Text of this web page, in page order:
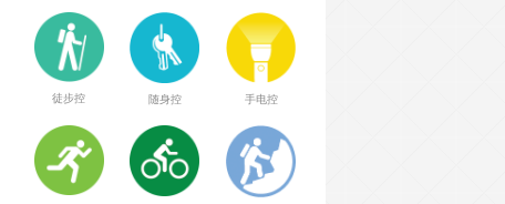
徒步控 随身控 手电控